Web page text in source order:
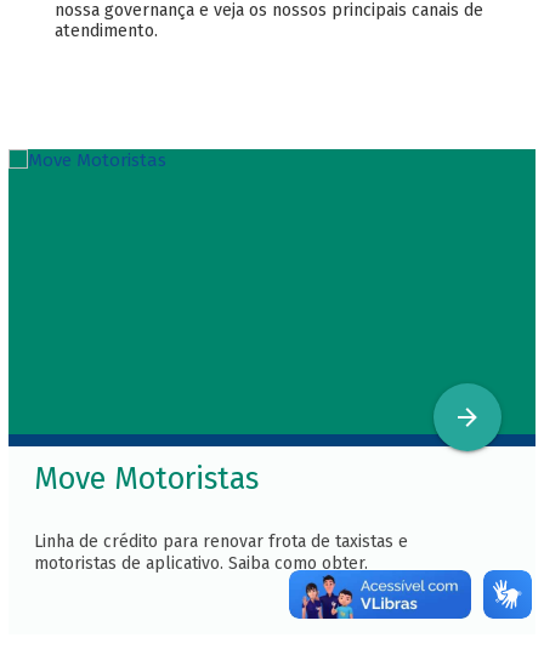
nossa governança e veja os nossos principais canais de
atendimento.
Move Motoristas
Linha de crédito para renovar frota de taxistas e
motoristas de aplicativo. Saiba como obter.